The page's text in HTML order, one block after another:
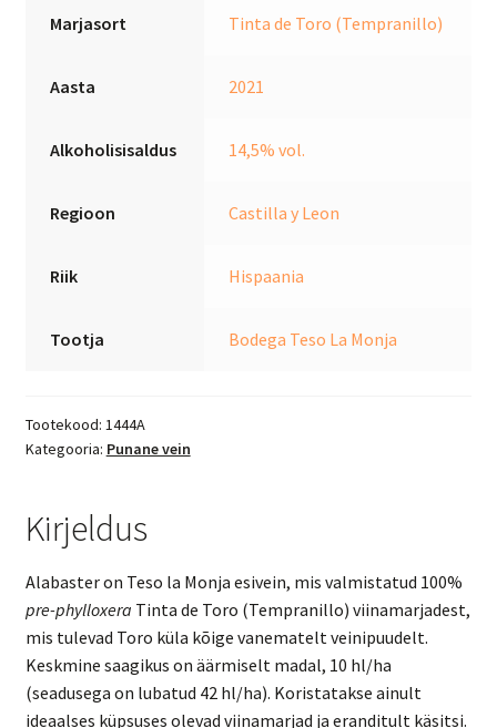
Marjasort Tinta de Toro (Tempranillo)
Aasta 2021
Alkoholisisaldus 14,5% vol.
Regioon Castilla y Leon
Riik Hispaania
Tootja Bodega Teso La Monja
Tootekood: 1444A
Kategooria: Punane vein
Kirjeldus
Alabaster on Teso la Monja esivein, mis valmistatud 100%
pre-phylloxera Tinta de Toro (Tempranillo) viinamarjadest,
mis tulevad Toro küla kõige vanematelt veinipuudelt.
Keskmine saagikus on äärmiselt madal, 10 hl/ha
(seadusega on lubatud 42 hl/ha). Koristatakse ainult
ideaalses küpsuses olevad viinamarjad ja eranditult käsitsi.